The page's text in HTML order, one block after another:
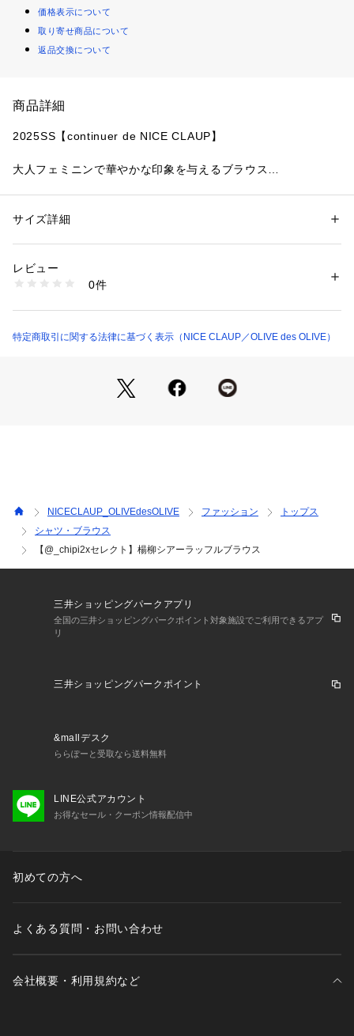
価格表示について
取り寄せ商品について
返品交換について
商品詳細
2025SS【continuer de NICE CLAUP】
大人フェミニンで華やかな印象を与えるブラウス
■ デザイン
春らしいカラーも含めた４色展開になっており、
胸下から広がるフレアラインが気になるお腹をカバーしてくれ
アイテムとも相性良く着こなしていただけます。
フレアラインのロングスカートで大人っぽい仕上がりに。
＊＊＊＊＊＊＊＊＊＊＊＊＊＊＊＊＊＊＊＊＊＊＊
洗濯方法：
裏地：
伸縮性：ウエストゴム
光沢感：ややあり
生地の厚さ：薄め
年齢:20代/身長:153cm/普段着用サイズ：S~Mサイズ
いて着心地も良かったです。
＊＊＊＊＊＊＊＊＊＊＊＊＊＊＊＊＊＊＊＊＊＊＊
・「?お気に入りに追加」で再入荷・ラスト１点・値下げなど
の通知を受け取ることができます。
さい。
また、ご覧いただいているモニター画面や、お使いのブラウザ
せ。
性別：レディース
素材：レーヨン90% ナイロン10%
生産国：中国
1087600000918
サイズ詳細
レビュー
0件
特定商取引に関する法律に基づく表示（NICE CLAUP／OLIVE des OLIVE）
NICECLAUP_OLIVEdesOLIVE ファッション
トップス
シャツ・ブラウス
【@_chipi2xセレクト】楊柳シアーラッフルブラウス
三井ショッピングパークアプリ
全国の三井ショッピングパークポイント対象施設でご利用できるアプ
リ
三井ショッピングパークポイント
&mallデスク
ららぽーと受取なら送料無料
LINE公式アカウント
お得なセール・クーポン情報配信中
初めての方へ
よくある質問・お問い合わせ
会社概要・利用規約など